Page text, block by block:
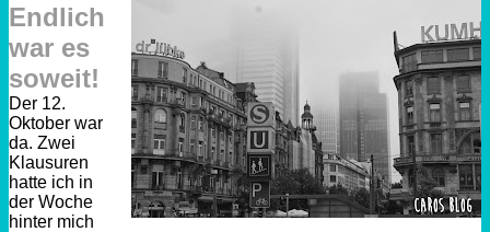
Endlich
war es
soweit!
Der 12.
Oktober war
da. Zwei
Klausuren
hatte ich in
der Woche
hinter mich